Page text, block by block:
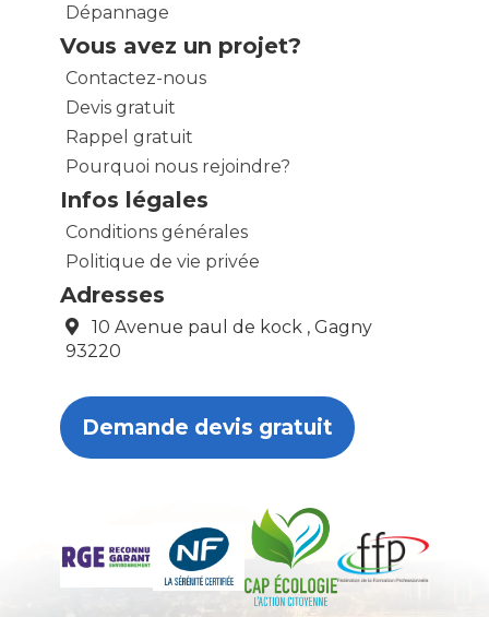
Dépannage
Vous avez un projet?
Contactez-nous
Devis gratuit
Rappel gratuit
Pourquoi nous rejoindre?
Infos légales
Conditions générales
Politique de vie privée
Adresses
10 Avenue paul de kock , Gagny
93220
Demande devis gratuit